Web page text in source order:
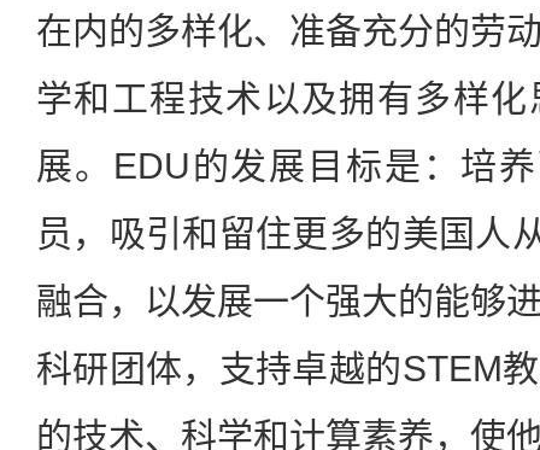
在内的多样化、准备充分的劳
学和工程技术以及拥有多样
展。EDU的发展目标是：培
员，吸引和留住更多的美国人
融合，以发展一个强大的能够
科研团体，支持卓越的STEM
的技术、科学和计算素养，使